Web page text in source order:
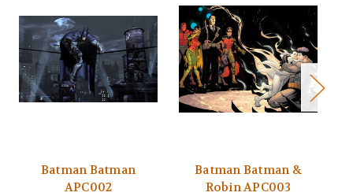
Batman Batman
APC002
Batman Batman &
Robin APC003